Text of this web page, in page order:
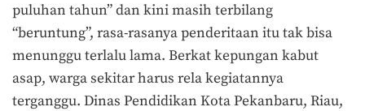
puluhan tahun” dan kini masih terbilang
“beruntung”, rasa-rasanya penderitaan itu tak bisa
menunggu terlalu lama. Berkat kepungan kabut
asap, warga sekitar harus rela kegiatannya
terganggu. Dinas Pendidikan Kota Pekanbaru, Riau,